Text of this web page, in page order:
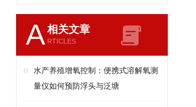
A相关文章
RTICLES
水产养殖增氧控制：便携式溶解氧测
量仪如何预防浮头与泛塘